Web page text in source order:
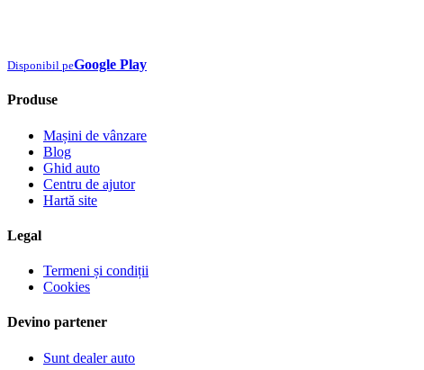
Disponibil peGoogle Play
Produse
Mașini de vânzare
Blog
Ghid auto
Centru de ajutor
Hartă site
Legal
Termeni și condiții
Cookies
Devino partener
Sunt dealer auto